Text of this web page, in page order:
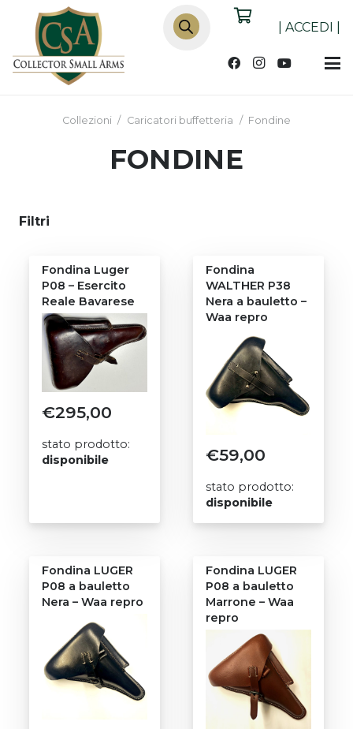
Products
search
ACCEDI
Collezioni / Caricatori buffetteria / Fondine
FONDINE
Filtri
Fondina Luger
P08 – Esercito
Reale Bavarese
€295,00
stato prodotto:
disponibile
Fondina
WALTHER P38
Nera a bauletto –
Waa repro
€59,00
stato prodotto:
disponibile
Fondina LUGER
P08 a bauletto
Nera – Waa repro
Fondina LUGER
P08 a bauletto
Marrone – Waa
repro